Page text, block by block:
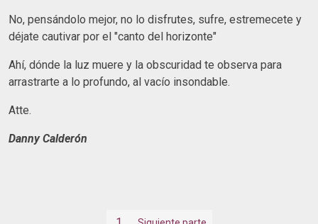
No, pensándolo mejor, no lo disfrutes, sufre, estremecete y
déjate cautivar por el "canto del horizonte"
Ahí, dónde la luz muere y la obscuridad te observa para
arrastrarte a lo profundo, al vacío insondable.
Atte.
Danny Calderón